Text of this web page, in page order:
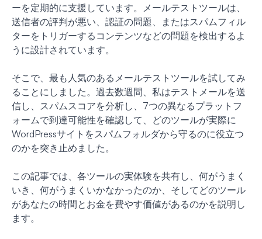
ーを定期的に支援しています。メールテストツールは、
送信者の評判が悪い、認証の問題、またはスパムフィル
ターをトリガーするコンテンツなどの問題を検出するよ
うに設計されています。
そこで、最も人気のあるメールテストツールを試してみ
ることにしました。過去数週間、私はテストメールを送
信し、スパムスコアを分析し、7つの異なるプラットフ
ォームで到達可能性を確認して、どのツールが実際に
WordPressサイトをスパムフォルダから守るのに役立つ
のかを突き止めました。
この記事では、各ツールの実体験を共有し、何がうまく
いき、何がうまくいかなかったのか、そしてどのツール
があなたの時間とお金を費やす価値があるのかを説明し
ます。